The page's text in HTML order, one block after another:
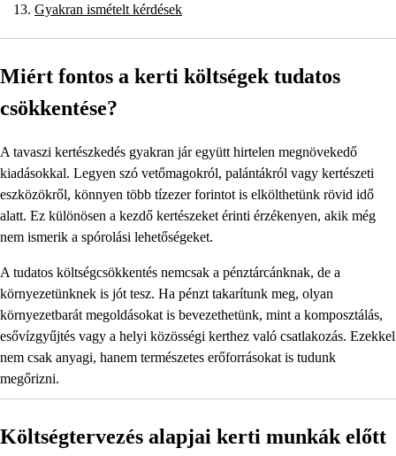
Gyakran ismételt kérdések
Miért fontos a kerti költségek tudatos
csökkentése?
A tavaszi kertészkedés gyakran jár együtt hirtelen megnövekedő
kiadásokkal. Legyen szó vetőmagokról, palántákról vagy kertészeti
eszközökről, könnyen több tízezer forintot is elkölthetünk rövid idő
alatt. Ez különösen a kezdő kertészeket érinti érzékenyen, akik még
nem ismerik a spórolási lehetőségeket.
A tudatos költségcsökkentés nemcsak a pénztárcánknak, de a
környezetünknek is jót tesz. Ha pénzt takarítunk meg, olyan
környezetbarát megoldásokat is bevezethetünk, mint a komposztálás,
esővízgyűjtés vagy a helyi közösségi kerthez való csatlakozás. Ezekkel
nem csak anyagi, hanem természetes erőforrásokat is tudunk
megőrizni.
Költségtervezés alapjai kerti munkák előtt